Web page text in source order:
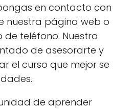
en contacto con
nuestra página web o
teléfono. Nuestro
de asesorarte y
el curso que mejor se
de aprender